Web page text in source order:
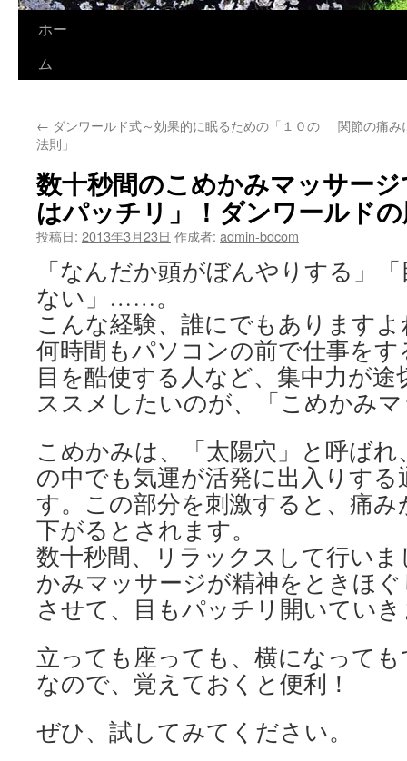
ン
へ
ス
ッ
ホー
ム
← ダンワールド式～効果的に眠るための「１０の
法則」
関節の痛み
数十秒間のこめかみマッサー
はパッチリ」！ダンワールド
投稿日: 2013年3月23日 作成者: admin-bdcom
「なんだか頭がぼんやりする」
ない」……。
こんな経験、誰にでもあります
何時間もパソコンの前で仕事を
目を酷使する人など、集中力が
ススメしたいのが、「こめかみ
こめかみは、「太陽穴」と呼ば
の中でも気運が活発に出入りす
す。この部分を刺激すると、痛
下がるとされます。
数十秒間、リラックスして行い
かみマッサージが精神をときほ
させて、目もパッチリ開いてい
立っても座っても、横になって
なので、覚えておくと便利！
ぜひ、試してみてください。